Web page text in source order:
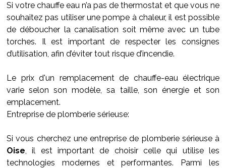
Si votre chauffe eau n’a pas de thermostat et que vous ne
souhaitez pas utiliser une pompe à chaleur, il est possible
de déboucher la canalisation soit même avec un tube
torches. Il est important de respecter les consignes
d’utilisation, afin d’éviter tout risque d’incendie.
Le prix d'un remplacement de chauffe-eau électrique
varie selon son modèle, sa taille, son énergie et son
emplacement.
Entreprise de plomberie sérieuse:
Si vous cherchez une entreprise de plomberie sérieuse à
Oise, il est important de choisir celle qui utilise les
technologies modernes et performantes. Parmi les